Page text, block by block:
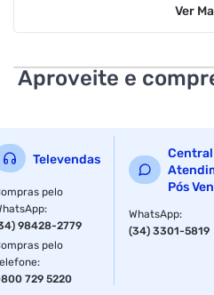
aconchegante e longa vida útil.
POTÂNCIA: 4w
TENSÃO: 100-240 (AUTOVOLT)
FLUXO LUMINOSO: 360lm
EFICIENCIA LUMINOSA: 90 (lm/
MEDIDAS: 130X180
ANGULO DE ABERTURA: 330°
Ver
Aproveite e
Televendas
pelo
:
98428-2779
pelo
:
729 5220
Pós
WhatsApp:
(34) 3301-5819